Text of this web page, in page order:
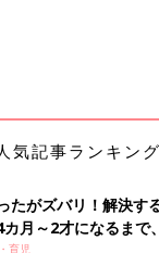
気記事ランキング
たがズバリ！解決す
月～2才になるまで
育児